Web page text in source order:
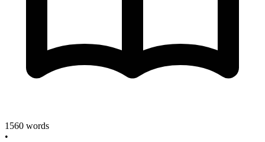
1560 words
•